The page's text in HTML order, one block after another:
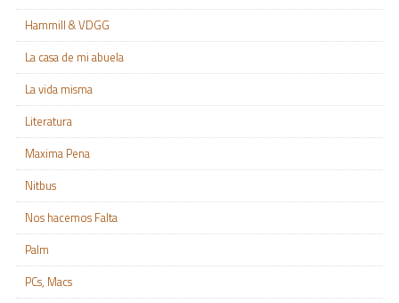
Hammill & VDGG
La casa de mi abuela
La vida misma
Literatura
Maxima Pena
Nitbus
Nos hacemos Falta
Palm
PCs, Macs